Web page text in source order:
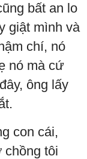
bất an lo
giật mình và
chí, nó
nó mà cứ
ông lấy
con cái,
chồng tôi